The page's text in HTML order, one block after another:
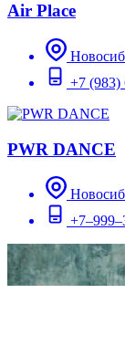
Air Place
+7 (983)
PWR DANCE